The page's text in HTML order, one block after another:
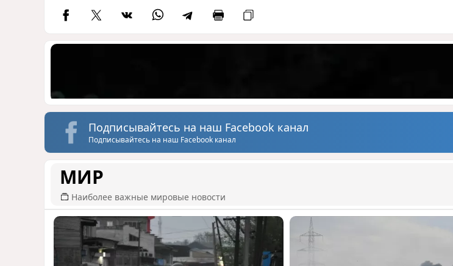
Подписывайтесь на наш Facebook канал
Подписывайтесь на наш Facebook канал
МИР
Наиболее важные мировые новости